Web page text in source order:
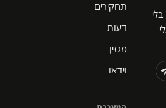
תחקירים
דעות
מגזין
וידאו